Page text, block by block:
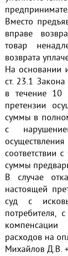
Вместо
вправе
товар
возврата
На основании
ст. 23.1
в течение 10
претензии
суммы в
с
соответствии
суммы
В случае
настоящей
суд с
потребителя,
расходов на
Михайлов Д.В.